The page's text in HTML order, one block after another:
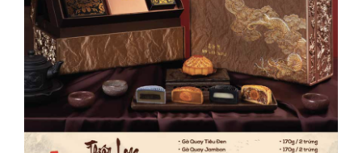
ADD TO CART
/
DETAILS